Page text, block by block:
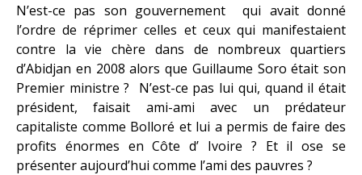
N’est-ce pas son gouvernement qui avait donné
l’ordre de réprimer celles et ceux qui manifestaient
contre la vie chère dans de nombreux quartiers
d’Abidjan en 2008 alors que Guillaume Soro était son
Premier ministre ? N’est-ce pas lui qui, quand il était
président, faisait ami-ami avec un prédateur
capitaliste comme Bolloré et lui a permis de faire des
profits énormes en Côte d’ Ivoire ? Et il ose se
présenter aujourd’hui comme l’ami des pauvres ?